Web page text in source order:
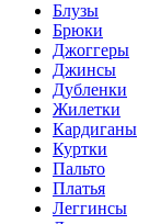
Блузы
Брюки
Джоггеры
Джинсы
Дубленки
Жилетки
Кардиганы
Куртки
Пальто
Платья
Леггинсы